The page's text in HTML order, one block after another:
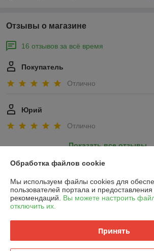
Отзывы о магазине
16 отзывов за всё время
Покупатель
Отлично
Юрий
Отлично
Показать все отзывы
О нас
Контакты
Обработка файлов cookie
Мы используем файлы cookies для
пользователей портала и
рекомендаций. Вы можете настроить
отключить их.
Принять